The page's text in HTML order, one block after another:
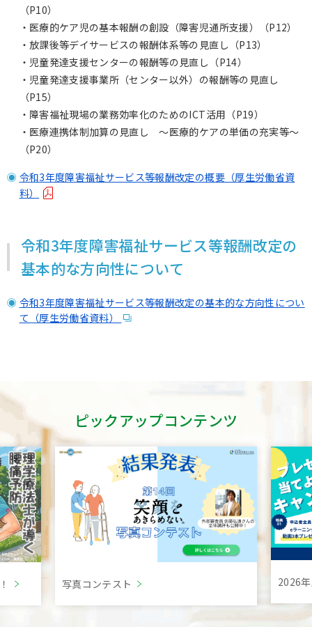
（P10）
・医療的ケア児の基本報酬の創設（障害児通所支援）（P12）
・放課後等デイサービスの報酬体系等の見直し（P13）
・児童発達支援センターの報酬等の見直し（P14）
・児童発達支援事業所（センター以外）の報酬等の見直し
（P15）
・障害福祉現場の業務効率化のためのICT活用（P19）
・医療連携体制加算の見直し ～医療的ケアの単価の充実等～
（P20）
令和3年度障害福祉サービス等報酬改定の概要（厚生労働省資
料）
令和3年度障害福祉サービス等報酬改定の
基本的な方向性について
令和3年度障害福祉サービス等報酬改定の基本的な方向性につい
て（厚生労働省資料）
ピックアップコンテンツ
写真コンテスト 2026